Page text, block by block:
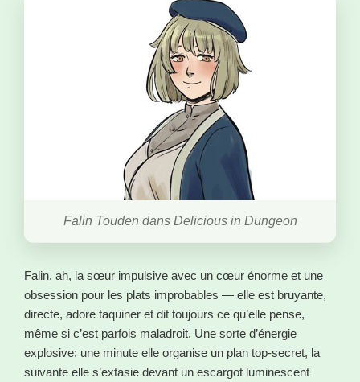
Falin Touden dans Delicious in Dungeon
Falin, ah, la sœur impulsive avec un cœur énorme et une
obsession pour les plats improbables — elle est bruyante,
directe, adore taquiner et dit toujours ce qu’elle pense,
même si c’est parfois maladroit. Une sorte d’énergie
explosive: une minute elle organise un plan top-secret, la
suivante elle s’extasie devant un escargot luminescent